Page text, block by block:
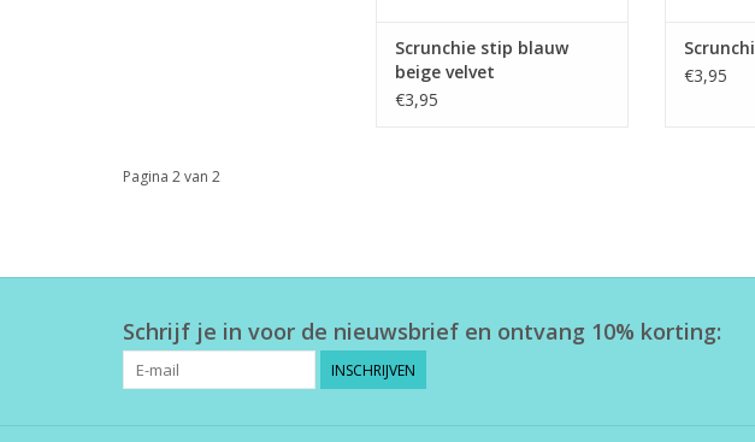
Scrunchie stip blauw
beige velvet
€3,95
€3,95
Pagina 2 van 2
Schrijf je in voor de nieuwsbrief en ontvang 10% korting:
INSCHRIJVEN